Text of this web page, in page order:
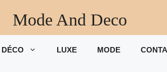
Mode And Deco
DÉCO LUXE MODE